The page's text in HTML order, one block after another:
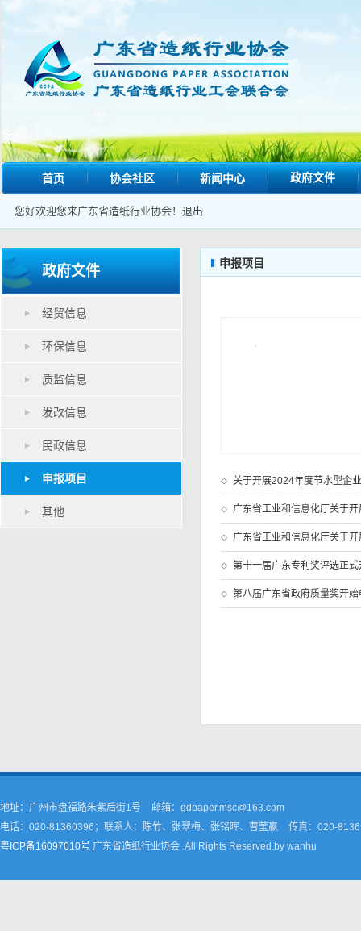
首页 协会社区 新闻中心 政府文件
您好欢迎您来广东省造纸行业协会！ 退出
政府文件
经贸信息
环保信息
质监信息
发改信息
民政信息
申报项目
其他
申报项目
关于开展2024年度节水型企
广东省工业和信息化厅关于
广东省工业和信息化厅关于
第十一届广东专利奖评选正
第八届广东省政府质量奖开始
地址：广州市盘福路朱紫后街1号
邮箱：gdpaper.msc@163.com
电话：020-81360396；联系人：陈竹、张翠梅、张铭晖、曹莹嬴
传真：020-
粤ICP备16097010号 广东省造纸行业协会 .All Rights Reserved.by wanhu